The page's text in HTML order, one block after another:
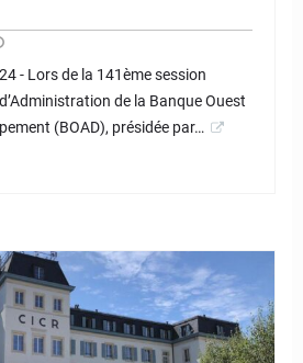
- Lors de la 141ème session
de la Banque Ouest
(BOAD), présidée par…